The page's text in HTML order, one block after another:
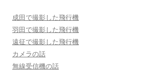
成田で撮影した飛行機
羽田で撮影した飛行機
遠征で撮影した飛行機
カメラの話
無線受信機の話